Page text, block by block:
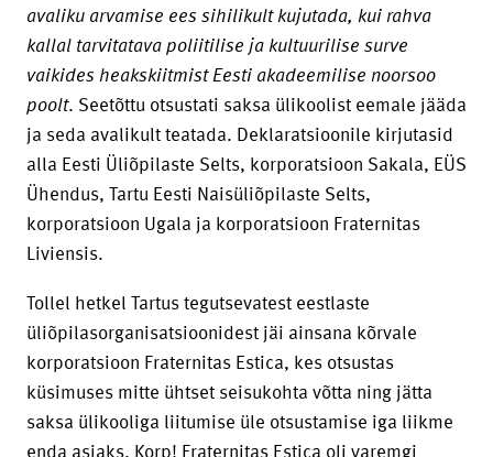
avaliku arvamise ees sihilikult kujutada, kui rahva
kallal tarvitatava poliitilise ja kultuurilise surve
vaikides heakskiitmist Eesti akadeemilise noorsoo
poolt. Seetõttu otsustati saksa ülikoolist eemale jääda
ja seda avalikult teatada. Deklaratsioonile kirjutasid
alla Eesti Üliõpilaste Selts, korporatsioon Sakala, EÜS
Ühendus, Tartu Eesti Naisüliõpilaste Selts,
korporatsioon Ugala ja korporatsioon Fraternitas
Liviensis.
Tollel hetkel Tartus tegutsevatest eestlaste
üliõpilasorganisatsioonidest jäi ainsana kõrvale
korporatsioon Fraternitas Estica, kes otsustas
küsimuses mitte ühtset seisukohta võtta ning jätta
saksa ülikooliga liitumise üle otsustamise iga liikme
enda asjaks. Korp! Fraternitas Estica oli varemgi